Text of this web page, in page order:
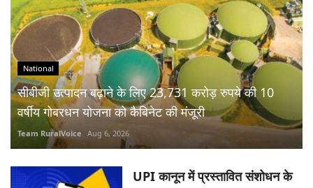
National
सीबीजी उत्पादन बढ़ाने के लिए 23,731 करोड़ रुपये की 10
वर्षीय गोबरधन योजना को कैबिनेट की मंजूरी
Team RuralVoice Aug 6, 2026
UPI कानून में प्रस्तावित संशोधन के